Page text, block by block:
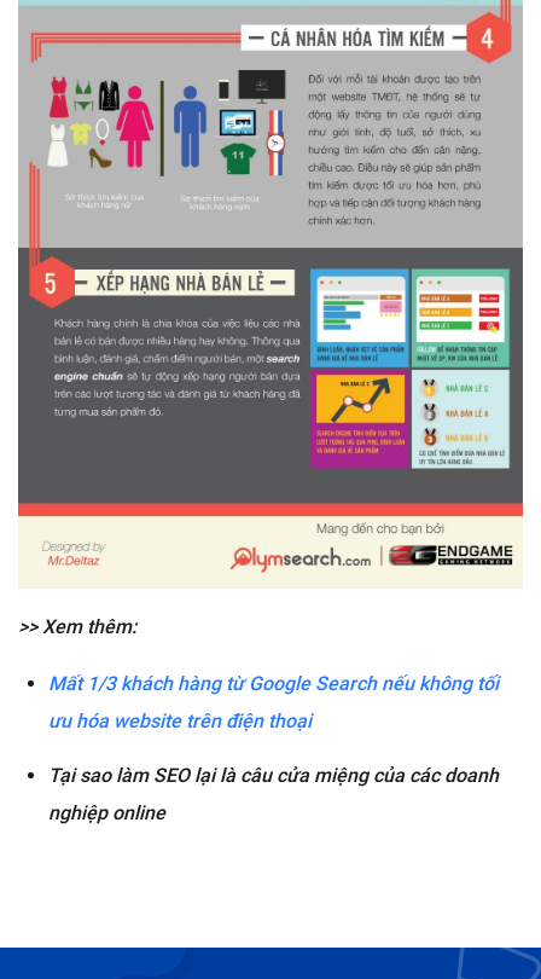
>> Xem thêm:
Mất 1/3 khách hàng từ Google Search nếu không tối
ưu hóa website trên điện thoại
Tại sao làm SEO lại là câu cửa miệng của các doanh
nghiệp online